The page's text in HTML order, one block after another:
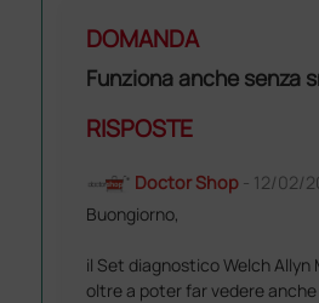
DOMANDA
Funziona anche senza
RISPOSTE
Doctor Shop - 12/02/
Buongiorno,
il Set diagnostico Welch
oltre a poter far vedere